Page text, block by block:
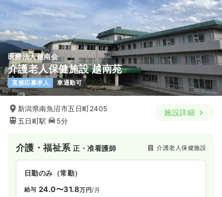
医療法人越南会
介護老人保健施設 越南苑
直接応募求人 車通勤可
新潟県南魚沼市五日町2405
五日町駅
5分
施設詳細
介護・福祉系正・准看護師 介護老人保健施設
日勤のみ（常勤）
給与 24.0〜31.8万円/月